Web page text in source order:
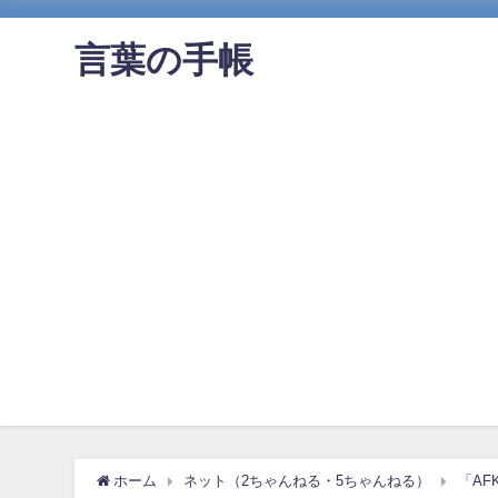
言葉の手帳
ホーム ネット（2ちゃんねる・5ちゃんねる） 「